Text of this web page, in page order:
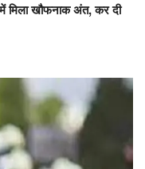
मिला खौफनाक अंत, कर दी